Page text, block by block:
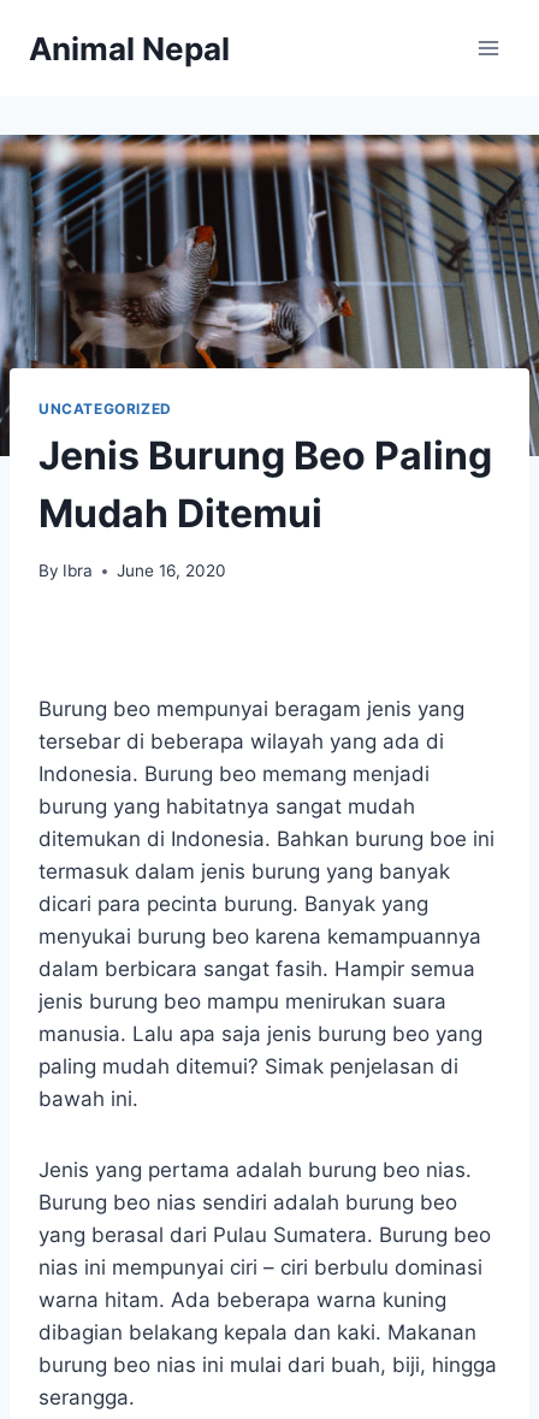
Animal Nepal
UNCATEGORIZED
Jenis Burung Beo Paling
Mudah Ditemui
By Ibra June 16, 2020
Burung beo mempunyai beragam jenis yang
tersebar di beberapa wilayah yang ada di
Indonesia. Burung beo memang menjadi
burung yang habitatnya sangat mudah
ditemukan di Indonesia. Bahkan burung boe ini
termasuk dalam jenis burung yang banyak
dicari para pecinta burung. Banyak yang
menyukai burung beo karena kemampuannya
dalam berbicara sangat fasih. Hampir semua
jenis burung beo mampu menirukan suara
manusia. Lalu apa saja jenis burung beo yang
paling mudah ditemui? Simak penjelasan di
bawah ini.
Jenis yang pertama adalah burung beo nias.
Burung beo nias sendiri adalah burung beo
yang berasal dari Pulau Sumatera. Burung beo
nias ini mempunyai ciri – ciri berbulu dominasi
warna hitam. Ada beberapa warna kuning
dibagian belakang kepala dan kaki. Makanan
burung beo nias ini mulai dari buah, biji, hingga
serangga.